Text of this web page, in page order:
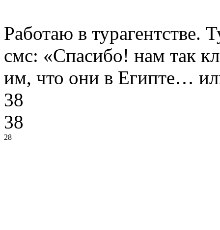
Работаю в турагентстве.
смс: «Спасибо! нам так
им, что они в Египте…
38
38
28